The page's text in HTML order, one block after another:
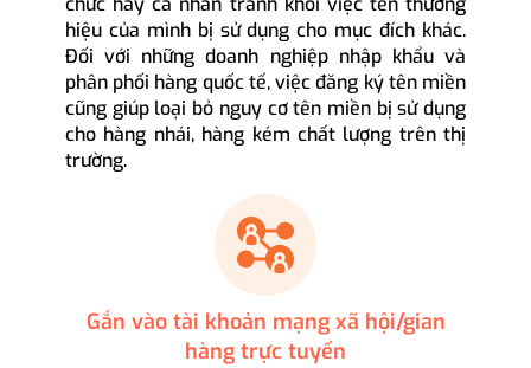
hiệu của mình bị sử dụng cho mục đích khác.
Đối với những doanh nghiệp nhập khẩu và
phân phối hàng quốc tế, việc đăng ký tên miền
cũng giúp loại bỏ nguy cơ tên miền bị sử dụng
cho hàng nhái, hàng kém chất lượng trên thị
trường.
Gắn vào tài khoản mạng xã hội/gian
hàng trực tuyến